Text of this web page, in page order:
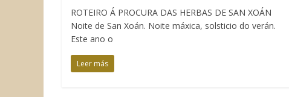
ROTEIRO Á PROCURA DAS HERBAS DE SAN XOÁN
Noite de San Xoán. Noite máxica, solsticio do verán.
Este ano o
Leer más